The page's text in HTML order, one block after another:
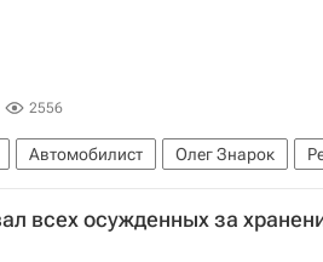
2556
Автомобилист Олег Знарок
всех осужденных за